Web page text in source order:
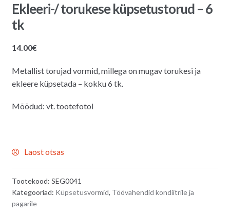
Ekleeri-/ torukese küpsetustorud – 6
tk
14.00€
Metallist torujad vormid, millega on mugav torukesi ja
ekleere küpsetada – kokku 6 tk.
Mõõdud: vt. tootefotol
Laost otsas
Tootekood: SEG0041
Kategooriad: Küpsetusvormid, Töövahendid kondiitrile ja
pagarile